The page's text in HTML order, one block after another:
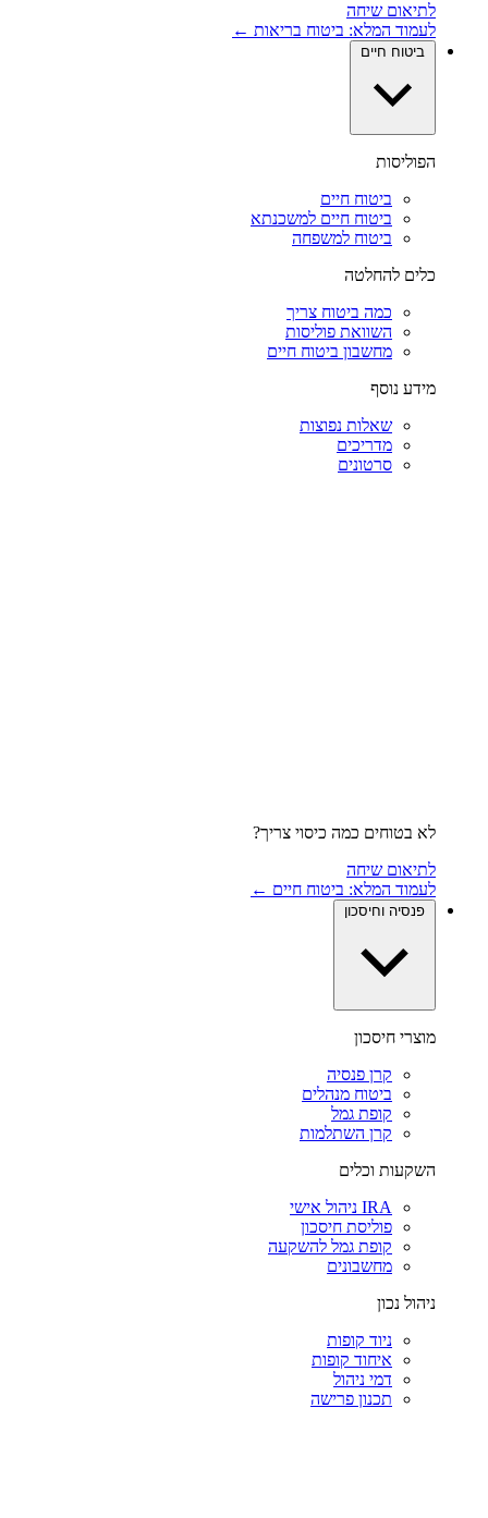
לתיאום שיחה
לעמוד המלא: ביטוח בריאות ←
ביטוח חיים
הפוליסות
ביטוח חיים
ביטוח חיים למשכנתא
ביטוח למשפחה
כלים להחלטה
כמה ביטוח צריך
השוואת פוליסות
מחשבון ביטוח חיים
מידע נוסף
שאלות נפוצות
מדריכים
סרטונים
לא בטוחים כמה כיסוי צריך?
לתיאום שיחה
לעמוד המלא: ביטוח חיים ←
פנסיה וחיסכון
מוצרי חיסכון
קרן פנסיה
ביטוח מנהלים
קופת גמל
קרן השתלמות
השקעות וכלים
IRA ניהול אישי
פוליסת חיסכון
קופת גמל להשקעה
מחשבונים
ניהול נכון
ניוד קופות
איחוד קופות
דמי ניהול
תכנון פרישה